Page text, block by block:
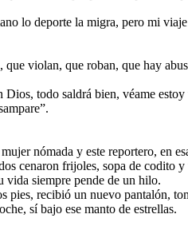
lo deporte la migra, pero mi
que violan, que roban, que hay
todo saldrá bien, véame
nómada y este reportero, en
cenaron frijoles, sopa de codito
vida siempre pende de un hilo.
pies, recibió un nuevo pantalón,
sí bajo ese manto de estrellas.